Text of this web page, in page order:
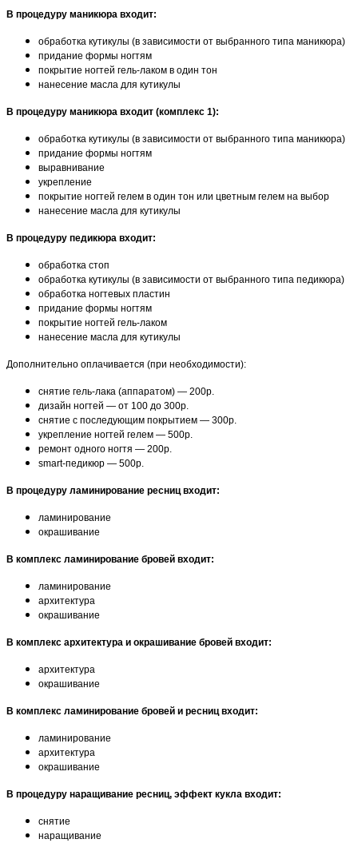
В процедуру маникюра входит:
обработка кутикулы (в зависимости от выбранного типа маникюра)
придание формы ногтям
покрытие ногтей гель-лаком в один тон
нанесение масла для кутикулы
В процедуру маникюра входит (комплекс 1):
обработка кутикулы (в зависимости от выбранного типа маникюра)
придание формы ногтям
выравнивание
укрепление
покрытие ногтей гелем в один тон или цветным гелем на выбор
нанесение масла для кутикулы
В процедуру педикюра входит:
обработка стоп
обработка кутикулы (в зависимости от выбранного типа педикюра)
обработка ногтевых пластин
придание формы ногтям
покрытие ногтей гель-лаком
нанесение масла для кутикулы
Дополнительно оплачивается (при необходимости):
снятие гель-лака (аппаратом) — 200р.
дизайн ногтей — от 100 до 300р.
снятие с последующим покрытием — 300р.
укрепление ногтей гелем — 500р.
ремонт одного ногтя — 200р.
smart-педикюр — 500р.
В процедуру ламинирование ресниц входит:
ламинирование
окрашивание
В комплекс ламинирование бровей входит:
ламинирование
архитектура
окрашивание
В комплекс архитектура и окрашивание бровей входит:
архитектура
окрашивание
В комплекс ламинирование бровей и ресниц входит:
ламинирование
архитектура
окрашивание
В процедуру наращивание ресниц, эффект кукла входит:
снятие
наращивание